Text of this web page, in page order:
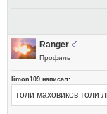
Ranger
Профиль
limon109 написал:
толи маховиков толи